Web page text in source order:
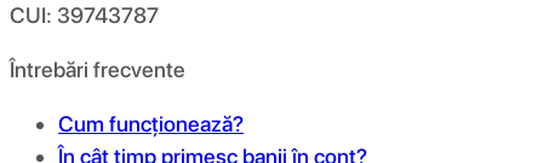
CUI: 39743787
Întrebări frecvente
Cum funcționează?
În cât timp primesc banii în cont?